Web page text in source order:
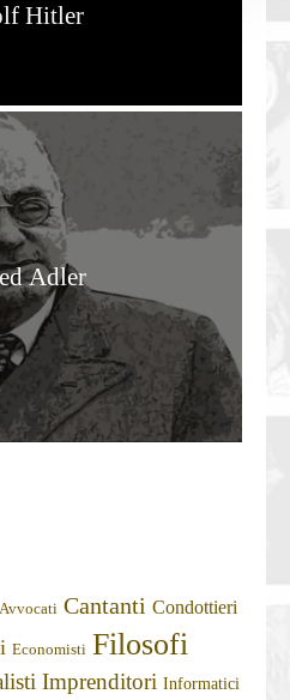
Hitler
Adler
Avvocati Cantanti Condottieri
Economisti Filosofi
Imprenditori Informatici